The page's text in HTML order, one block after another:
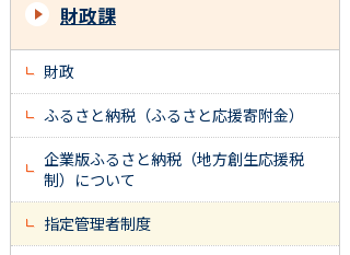
財政課
財政
ふるさと納税（ふるさと応援寄附金）
企業版ふるさと納税（地方創生応援税
制）について
指定管理者制度